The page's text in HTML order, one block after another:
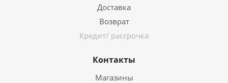
Доставка
Возврат
Кредит/ рассрочка
Контакты
Магазины